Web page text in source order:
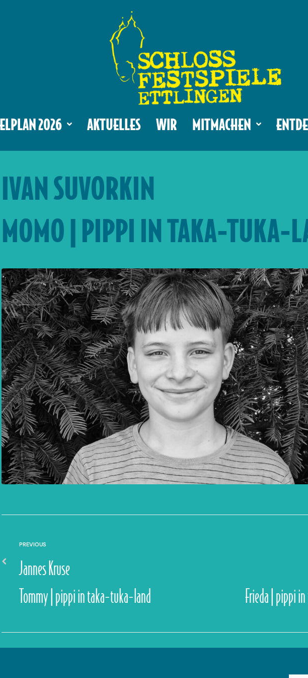
2026 AKTUELLES WIR MITMACHEN
IVAN SUVORKIN
MOMO | PIPPI IN TAKA-TUKA-
PREVIOUS
Jannes Kruse
Tommy | pippi in taka-tuka-land
Frieda | pippi